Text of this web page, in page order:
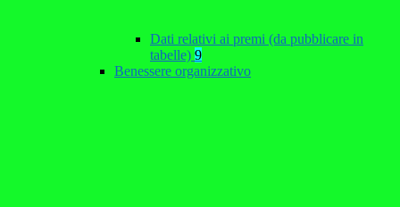
Dati relativi ai premi (da pubblicare in
tabelle) 9
Benessere organizzativo